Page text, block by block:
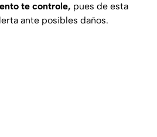
te controle, pues de esta
ante posibles daños.